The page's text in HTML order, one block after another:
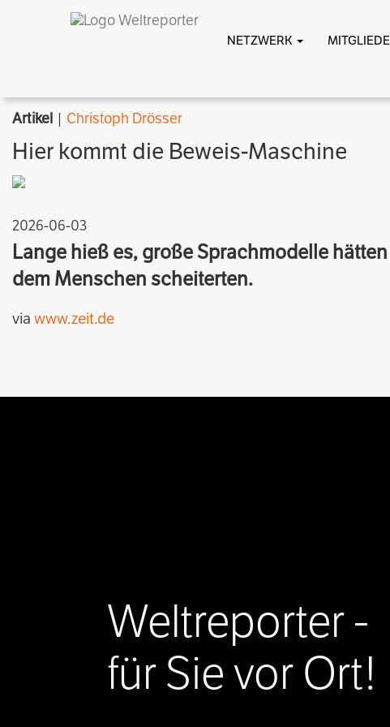
NETZWERK
Artikel | Christoph Drösser
Hier kommt die Beweis-Maschine
2026-06-03
Lange hieß es, große Sprachmodelle
dem Menschen scheiterten.
via www.zeit.de
Weltreporter -
für Sie vor Ort!